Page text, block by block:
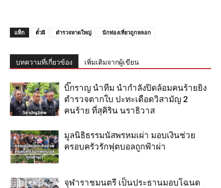
แท็ก ตั๋วผี ตำรวจหาดใหญ่ นักท่องเที่ยวถูกหลอก
บทความที่เกี่ยวข้อง เพิ่มเติมจากผู้เขียน
บิ๊กราญ นำทีม นำกำลังปิดล้อมคนร้ายยิง
ตำรวจตากใบ ปะทะเดือดวิสามัญ 2
คนร้าย ที่สุคิริน นราธิวาส
มูลนิธิธรรมนัสพรหมเผ่า มอบเงินช่วย
ครอบครัวรักฟุตบอลถูกฟ้าผ่า
จุฬาราชมนตรี เป็นประธานมอบโฉนด